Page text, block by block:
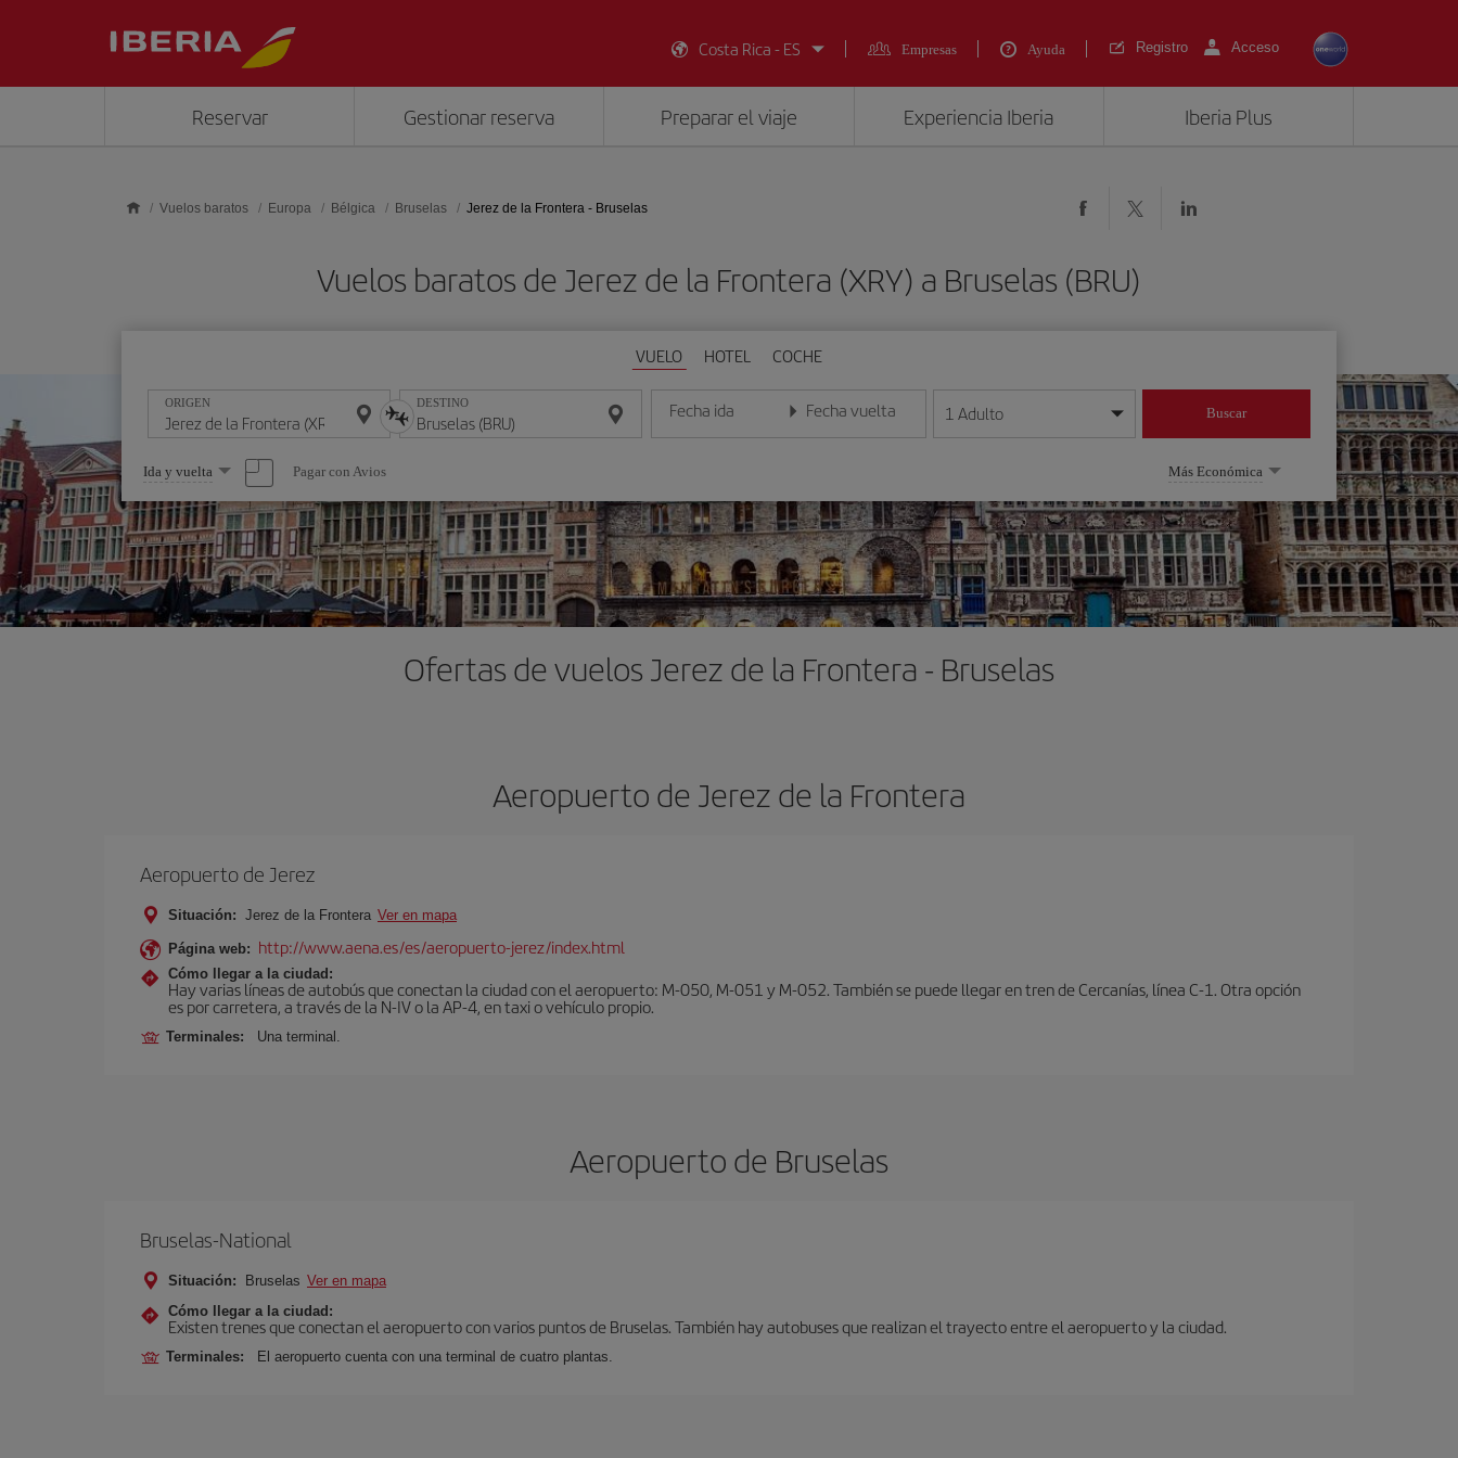
Costa Rica - ES
Empresas Ayuda Registro Acceso
Reservar Gestionar reserva Preparar el viaje Experiencia Iberia Iberia Plus
Vuelos baratos Europa Bélgica Bruselas Jerez de la Frontera - Bruselas
Vuelos baratos de Jerez de la Frontera (XRY) a Bruselas (BRU)
VUELO HOTEL COCHE
ORIGEN DESTINO Fecha ida
Introduce la fecha en formato día/mes/año
Fecha vuelta
Introduce la fecha en formato día/mes/año
1 Adulto Buscar
Seleccione
una
opción
Ida y vuelta Pagar con Avios Más Económica
Ofertas de vuelos Jerez de la Frontera - Bruselas
Aeropuerto de Jerez de la Frontera
Aeropuerto de Jerez
Situación: Jerez de la Frontera Ver en mapa
Página web: http://www.aena.es/es/aeropuerto-jerez/index.html
Cómo llegar a la ciudad:
Hay varias líneas de autobús que conectan la ciudad con el aeropuerto: M-050, M-051 y M-052. También se puede llegar en tren de Cercanías, línea C-1. Otra opción
es por carretera, a través de la N-IV o la AP-4, en taxi o vehículo propio.
Terminales: Una terminal.
Aeropuerto de Bruselas
Bruselas-National
Situación: Bruselas Ver en mapa
Cómo llegar a la ciudad:
Existen trenes que conectan el aeropuerto con varios puntos de Bruselas. También hay autobuses que realizan el trayecto entre el aeropuerto y la ciudad.
Terminales: El aeropuerto cuenta con una terminal de cuatro plantas.